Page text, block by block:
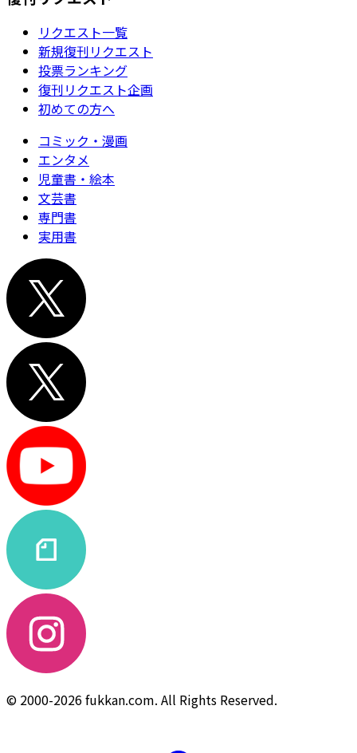
リクエスト一覧
新規復刊リクエスト
投票ランキング
復刊リクエスト企画
初めての方へ
コミック・漫画
エンタメ
児童書・絵本
文芸書
専門書
実用書
© 2000-2026 fukkan.com. All Rights Reserved.